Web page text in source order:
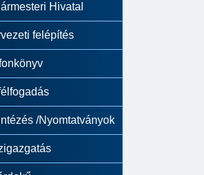
Hivatal
felépítés
/Nyomtatványok